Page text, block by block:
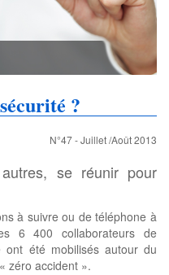
?
N°47 - Juillet /Août 2013
se réunir pour
à suivre ou de téléphone à
6 400 collaborateurs de
ont été mobilisés autour du
zéro accident ».